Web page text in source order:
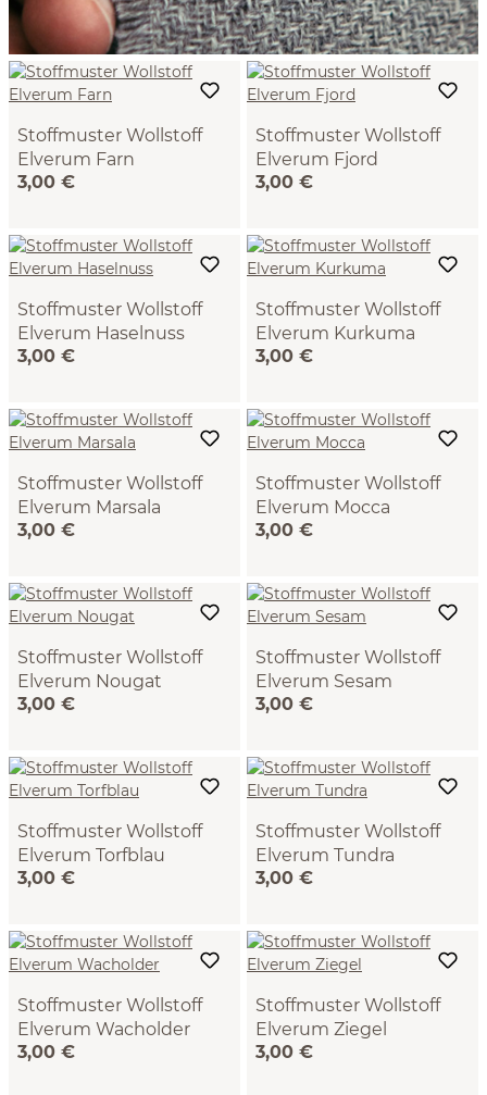
Stoffmuster Wollstoff
Elverum Farn
(130), 100% Schurwolle
g/m2, GOTS, NATURTEXTIL
BEST
3,00 €
Stoffmuster Wollstoff
Elverum Fjord
(134), 100% Schurwolle
g/m2, GOTS, NATURTEXTIL
BEST
3,00 €
Stoffmuster Wollstoff
Elverum Haselnuss
(74), 100% Schurwolle
g/m2, GOTS, NATURTEXTIL
BEST
3,00 €
Stoffmuster Wollstoff
Elverum Kurkuma
(135), 100% Schurwolle
g/m2, GOTS, NATURTEXTIL
BEST
3,00 €
Stoffmuster Wollstoff
Elverum Marsala
(136), 100% Schurwolle
g/m2, GOTS, NATURTEXTIL
BEST
3,00 €
Stoffmuster Wollstoff
Elverum Mocca
(73), 100% Schurwolle
g/m2, GOTS, NATURTEXTIL
BEST
3,00 €
Stoffmuster Wollstoff
Elverum Nougat
(124), 100% Schurwolle
g/m2, GOTS, NATURTEXTIL
BEST
3,00 €
Stoffmuster Wollstoff
Elverum Sesam
(126), 100% Schurwolle
g/m2, GOTS, NATURTEXTIL
BEST
3,00 €
Stoffmuster Wollstoff
Elverum Torfblau
(82), 100% Schurwolle
g/m2, GOTS, NATURTEXTIL
BEST
3,00 €
Stoffmuster Wollstoff
Elverum Tundra
(128), 100% Schurwolle
g/m2, GOTS, NATURTEXTIL
BEST
3,00 €
Stoffmuster Wollstoff
Elverum Wacholder
(129), 100% Schurwolle
3,00 €
Stoffmuster Wollstoff
Elverum Ziegel
(85), 100% Schurwolle
3,00 €